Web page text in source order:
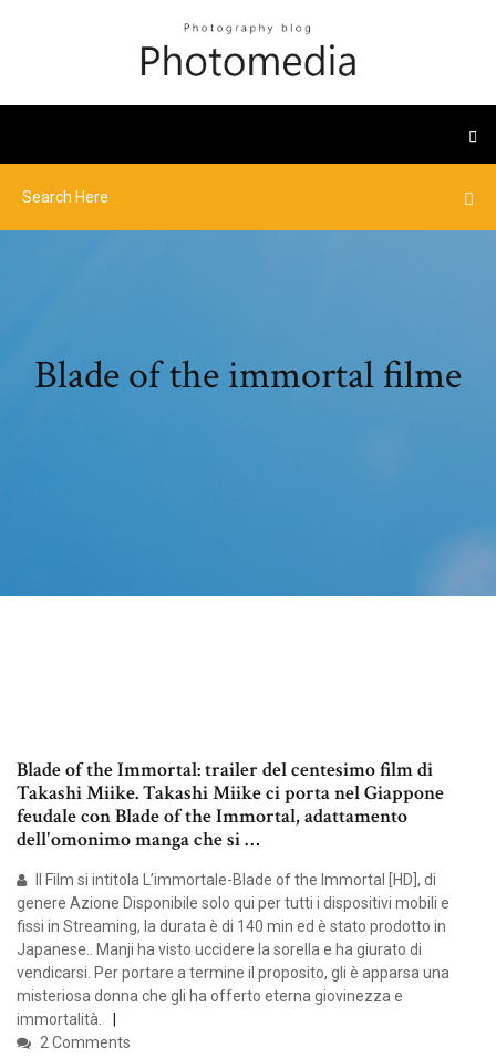
Blade of the immortal filme
Blade of the Immortal: trailer del centesimo film di
Takashi Miike. Takashi Miike ci porta nel Giappone
feudale con Blade of the Immortal, adattamento
dell'omonimo manga che si …
Il Film si intitola L’immortale-Blade of the Immortal [HD], di
genere Azione Disponibile solo qui per tutti i dispositivi mobili e
fissi in Streaming, la durata è di 140 min ed è stato prodotto in
Japanese.. Manji ha visto uccidere la sorella e ha giurato di
vendicarsi. Per portare a termine il proposito, gli è apparsa una
misteriosa donna che gli ha offerto eterna giovinezza e
immortalità.
2 Comments